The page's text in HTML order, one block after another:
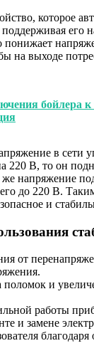
которое
его
на выходе
бойлера к
в сети
220 В, то он
напряжение
до 220 В.
и
от
и
работы
и замене
благодаря